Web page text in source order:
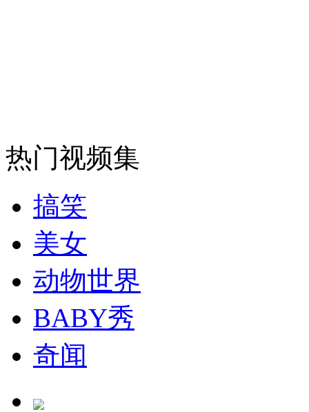
司机酒驾遇交警 急速倒车逃窜
热门视频集
搞笑
美女
动物世界
BABY秀
奇闻